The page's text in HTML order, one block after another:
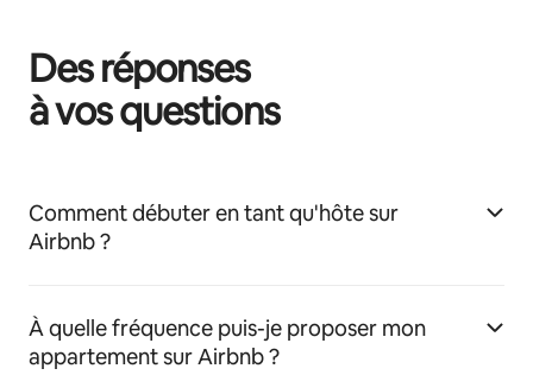
Des réponses
à vos questions
Comment débuter en tant qu'hôte sur
Airbnb ?
À quelle fréquence puis-je proposer mon
appartement sur Airbnb ?